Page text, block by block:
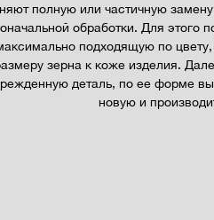
полную или частичную замену
обработки. Для этого
подходящую по цвету,
зерна к коже изделия.
деталь, по ее форме
новую и